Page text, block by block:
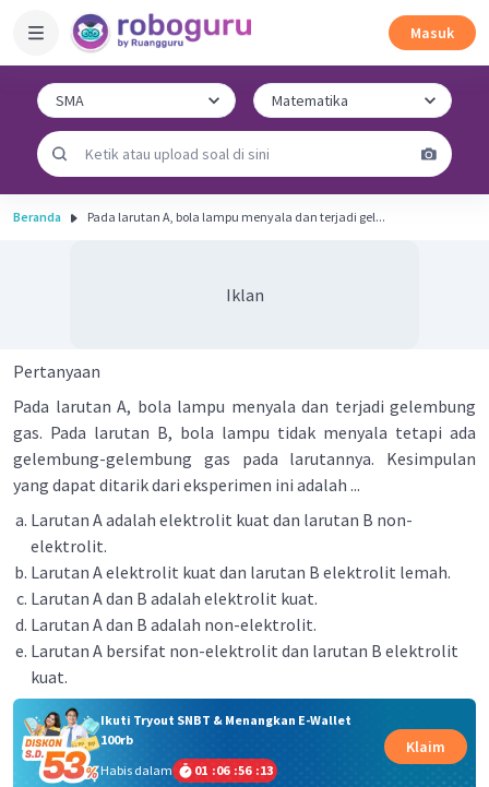
Masuk
Beranda Pada larutan A, bola lampu menyala dan terjadi gel...
Iklan
Pertanyaan
Pada larutan A, bola lampu menyala dan terjadi gelembung
gas. Pada larutan B, bola lampu tidak menyala tetapi ada
gelembung-gelembung gas pada larutannya. Kesimpulan
yang dapat ditarik dari eksperimen ini adalah ...
Larutan A adalah elektrolit kuat dan larutan B non-
elektrolit.
Larutan A elektrolit kuat dan larutan B elektrolit lemah.
Larutan A dan B adalah elektrolit kuat.
Larutan A dan B adalah non-elektrolit.
Larutan A bersifat non-elektrolit dan larutan B elektrolit
kuat.
Ikuti Tryout SNBT & Menangkan E-Wallet
100rb
Habis dalam
01 :06 :56 :13
Klaim